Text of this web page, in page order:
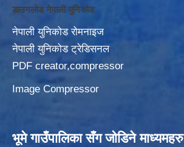
डाउनलोड नेपाली युनिकोड
नेपाली युनिकोड रोमनाइज
नेपाली युनिकोड ट्रेडिसनल
PDF creator,compressor
Image Compressor
भूमे गाउँपालिका सँग जोडिने माध्यमहरु